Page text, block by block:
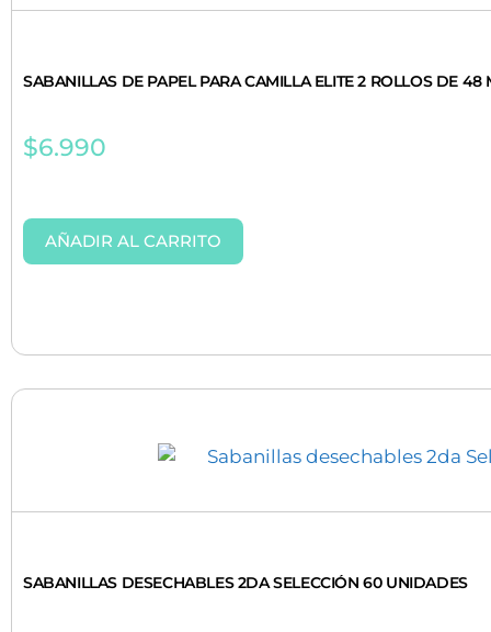
SABANILLAS DE PAPEL PARA CAMILLA ELITE 2 ROLLOS DE 48
$6.990
AÑADIR AL CARRITO
SABANILLAS DESECHABLES 2DA SELECCIÓN 60 UNIDADES